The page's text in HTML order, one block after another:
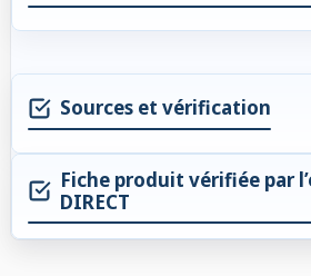
Sources et vérification
Fiche produit vérifiée par
DIRECT